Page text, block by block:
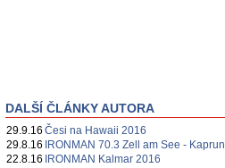
DALŠÍ ČLÁNKY AUTORA
29.9.16 Česi na Hawaii 2016
29.8.16 IRONMAN 70.3 Zell am See - Kaprun
22.8.16 IRONMAN Kalmar 2016